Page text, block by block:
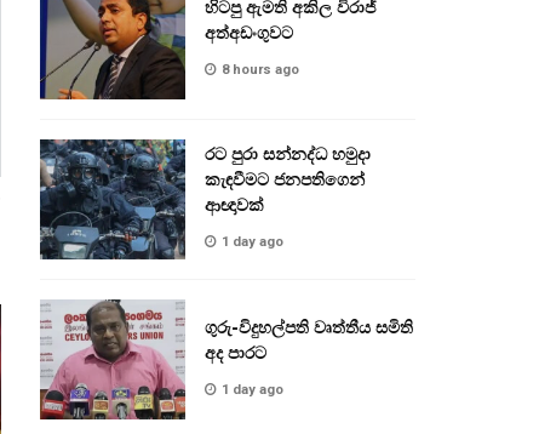
හිටපු ඇමති අකිල විරාජ්
අත්අඩංගුවට
8 hours ago
රට පුරා සන්නද්ධ හමුදා
කැඳවීමට ජනපතිගෙන්
ආඥාවක්
1 day ago
ගුරු-විදුහල්පති වෘත්තීය සමිති
අද පාරට
1 day ago